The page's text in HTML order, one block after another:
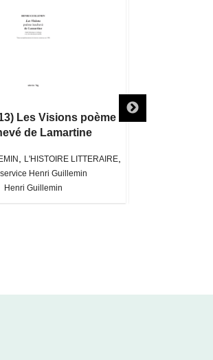
Les Visions poème
de Lamartine
L'HISTOIRE LITTERAIRE,
Henri Guillemin
Henri Guillemin